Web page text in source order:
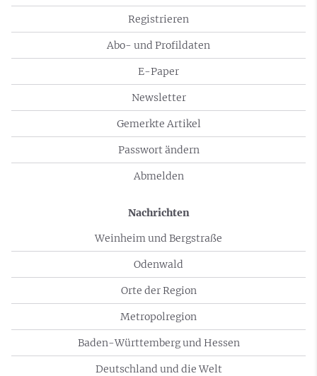
Registrieren
Abo- und Profildaten
E-Paper
Newsletter
Gemerkte Artikel
Passwort ändern
Abmelden
Nachrichten
Weinheim und Bergstraße
Odenwald
Orte der Region
Metropolregion
Baden-Württemberg und Hessen
Deutschland und die Welt